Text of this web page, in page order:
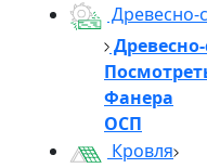
Древесно-
Фанера
ОСП
Кровля